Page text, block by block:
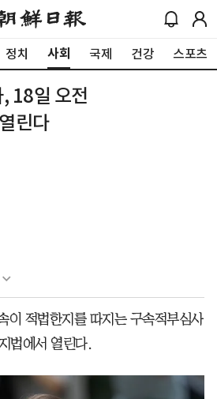
정치 사회 국제 건강 스포츠
18일 오전
린다
이 적법한지를 따지는 구속적부심사
법에서 열린다.